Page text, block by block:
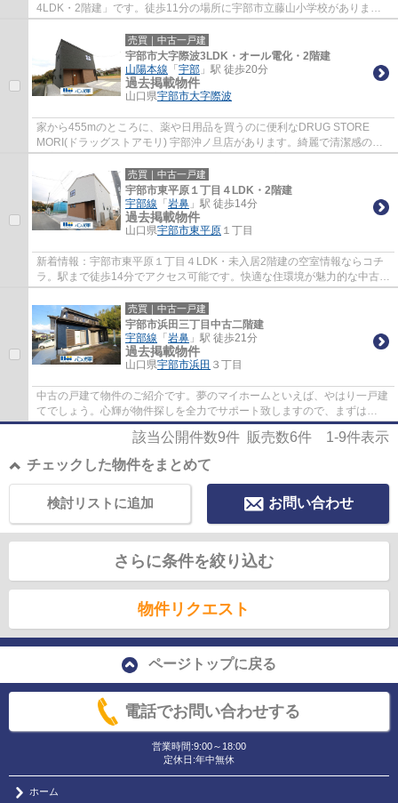
4LDK・2階建」です。徒歩11分の場所に宇部市立藤山小学校がありま
す。2021年8月築の物件となり、室内も綺麗です。...
売買｜中古一戸建
宇部市大字際波3LDK・オール電化・2階建
山陽本線 「 宇部 」駅 徒歩20分
過去掲載物件
山口県宇部市大字際波
家から455mのところに、薬や日用品を買うのに便利なDRUG STORE
MORI(ドラッグストアモリ) 宇部沖ノ旦店があります。綺麗で清潔感のあ
る室内が新築戸建ての特徴です。落ち着きのある室...
売買｜中古一戸建
宇部市東平原１丁目４LDK・2階建
宇部線 「 岩鼻 」駅 徒歩14分
過去掲載物件
山口県宇部市東平原 １丁目
新着情報：宇部市東平原１丁目４LDK・未入居2階建の空室情報ならコチ
ラ。駅まで徒歩14分でアクセス可能です。快適な住環境が魅力的な中古の
戸建て物件で充実した日々を過ごしませんか...
売買｜中古一戸建
宇部市浜田三丁目中古二階建
宇部線 「 岩鼻 」駅 徒歩21分
過去掲載物件
山口県宇部市浜田 ３丁目
中古の戸建て物件のご紹介です。夢のマイホームといえば、やはり一戸建
てでしょう。心輝が物件探しを全力でサポート致しますので、まずは
0120-45-0503かinfo@shinki-yamaguchi.jpから...
該当公開件数9件 販売数6件 1-9件表示
チェックした物件をまとめて
お問い合わせ
検討リストに追加
さらに条件を絞り込む
物件リクエスト
ページトップに戻る
電話でお問い合わせする
営業時間:9:00～18:00
定休日:年中無休
ホーム